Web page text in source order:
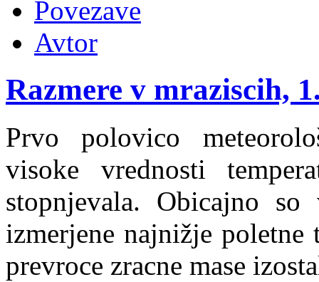
Povezave
Avtor
Razmere v mraziscih,
Prvo polovico
visoke vrednosti
stopnjevala. Obicajno
izmerjene najnižje poletne
prevroce zracne mase